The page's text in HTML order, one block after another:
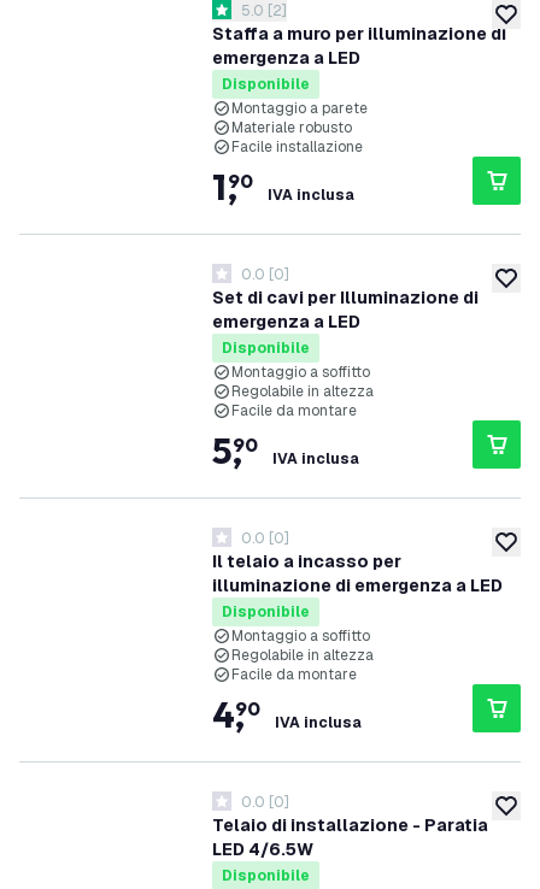
Staffa a muro per illuminazione di
emergenza a LED
apri il cassetto delle recensioni
5 stelle di valutazione
5.0 [2]
Disponibile
Montaggio a parete
Materiale robusto
Facile installazione
1,
90
IVA inclusa
Set di cavi per Illuminazione di
emergenza a LED
0 stelle di valutazione
0.0 [0]
Disponibile
Montaggio a soffitto
Regolabile in altezza
Facile da montare
5,
90
IVA inclusa
Il telaio a incasso per
illuminazione di emergenza a LED
0 stelle di valutazione
0.0 [0]
Disponibile
Montaggio a soffitto
Regolabile in altezza
Facile da montare
4,
90
IVA inclusa
Telaio di installazione - Paratia
LED 4/6.5W
0 stelle di valutazione
0.0 [0]
Disponibile